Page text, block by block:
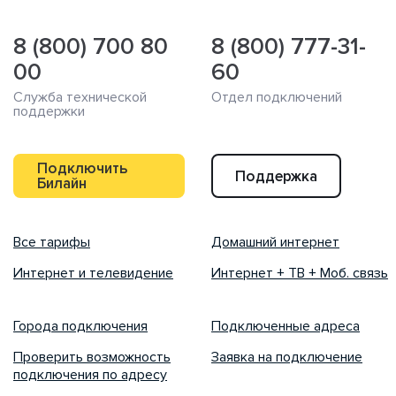
8 (800) 700 80
00
Служба технической
поддержки
8 (800) 777-31-
60
Отдел подключений
Подключить
Билайн
Поддержка
Все тарифы
Домашний интернет
Интернет и телевидение
Интернет + ТВ + Моб. связь
Города подключения
Подключенные адреса
Проверить возможность
подключения по адресу
Заявка на подключение